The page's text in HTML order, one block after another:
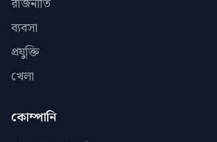
ব্যবসা
প্রযুক্তি
খেলা
কোম্পানি